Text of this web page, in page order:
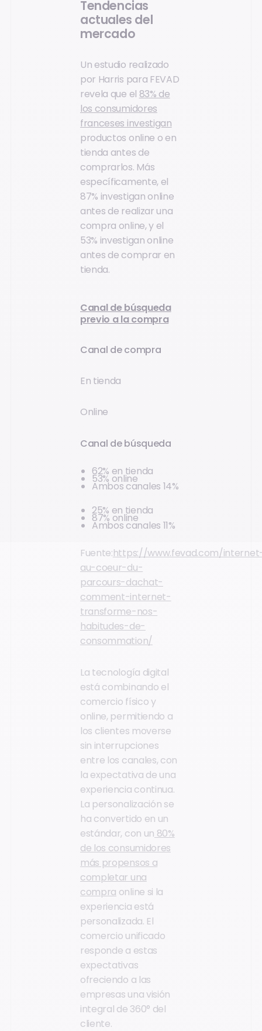
Tendencias
actuales del
mercado
Un estudio realizado
por Harris para FEVAD
revela que el 83% de
los consumidores
franceses investigan
productos online o en
tienda antes de
comprarlos. Más
específicamente, el
87% investigan online
antes de realizar una
compra online, y el
53% investigan online
antes de comprar en
tienda.
Canal de búsqueda
previo a la compra
Canal de compra
En tienda
Online
Canal de búsqueda
62% en tienda
53% online
Ambos canales 14%
25% en tienda
87% online
Ambos canales 11%
Fuente:https://www.fevad.com/
au-coeur-du-
parcours-dachat-
comment-internet-
transforme-nos-
habitudes-de-
consommation/
La tecnología digital
está combinando el
comercio físico y
online, permitiendo a
los clientes moverse
sin interrupciones
entre los canales, con
la expectativa de una
experiencia continua.
La personalización se
ha convertido en un
estándar, con un 80%
de los consumidores
más propensos a
completar una
compra online si la
experiencia está
personalizada. El
comercio unificado
responde a estas
expectativas
ofreciendo a las
empresas una visión
integral de 360° del
cliente.